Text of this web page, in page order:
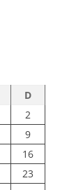
D
2
9
16
23